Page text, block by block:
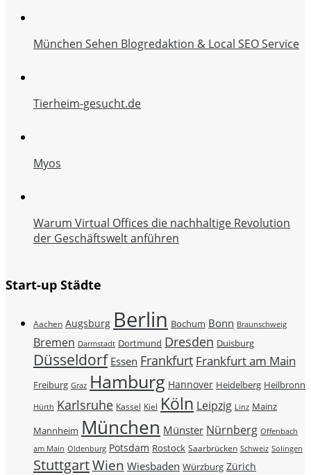
München Sehen Blogredaktion & Local SEO Service
Tierheim-gesucht.de
Myos
Warum Virtual Offices die nachhaltige Revolution
der Geschäftswelt anführen
Start-up Städte
Aachen Augsburg Berlin Bochum Bonn Braunschweig
Bremen Darmstadt Dortmund Dresden Duisburg
Düsseldorf Essen Frankfurt Frankfurt am Main
Freiburg Graz Hamburg Hannover Heidelberg Heilbronn
Hürth Karlsruhe Kassel Kiel Köln Leipzig Linz Mainz
Mannheim München Münster Nürnberg Offenbach
am Main Oldenburg Potsdam Rostock Saarbrücken Schweiz Solingen
StuttgartWien Wiesbaden Würzburg Zürich